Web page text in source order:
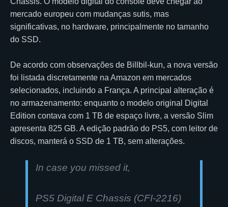
mercado europeu com mudanças sutis, mas
significativas, no hardware, principalmente no tamanho
do SSD.
De acordo com observações de Billbil-kun, a nova versão
foi listada discretamente na Amazon em mercados
selecionados, incluindo a França. A principal alteração é
no armazenamento: enquanto o modelo original Digital
Edition contava com 1 TB de espaço livre, a versão Slim
apresenta 825 GB. A edição padrão do PS5, com leitor de
discos, manterá o SSD de 1 TB, sem alterações.
In case you missed it,
PS5 Digital E Chassis (CFI-2216)